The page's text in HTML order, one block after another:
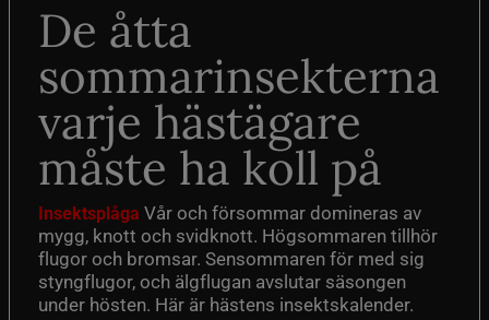
De åtta
sommarinsekterna
varje hästägare
måste ha koll på
Insektsplåga Vår och försommar domineras av
mygg, knott och svidknott. Högsommaren tillhör
flugor och bromsar. Sensommaren för med sig
styngflugor, och älgflugan avslutar säsongen
under hösten. Här är hästens insektskalender.